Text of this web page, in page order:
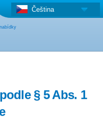
Čeština
§ 5 Abs. 1